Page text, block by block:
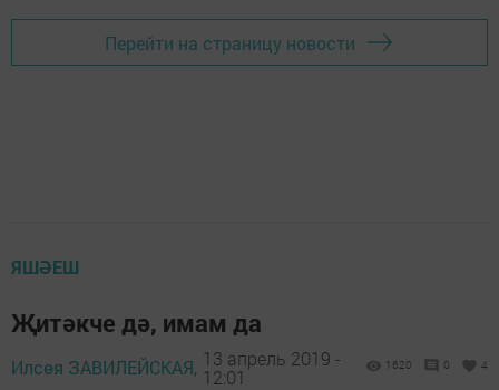
Перейти на страницу новости
ЯШӘЕШ
Җитәкче дә, имам да
Илсөя ЗАВИЛЕЙСКАЯ, 13 апрель 2019 -
12:01
1620 0 4